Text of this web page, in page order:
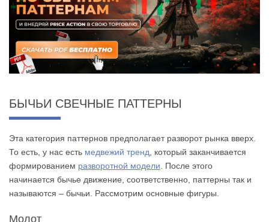
БЫЧЬИ СВЕЧНЫЕ ПАТТЕРНЫ
Эта категория паттернов предполагает разворот рынка вверх.
То есть, у нас есть медвежий тренд , который заканчивается
формированием разворотной модели . После этого
начинается бычье движение, соответственно, паттерны так и
называются – бычьи. Рассмотрим основные фигуры.
Молот